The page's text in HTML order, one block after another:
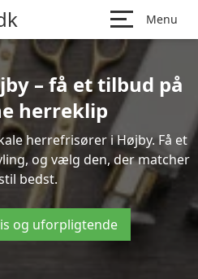
Menu
– få et tilbud på
herreklip
herrefrisører i Højby. Få et
og vælg den, der matcher
bedst.
og uforpligtende